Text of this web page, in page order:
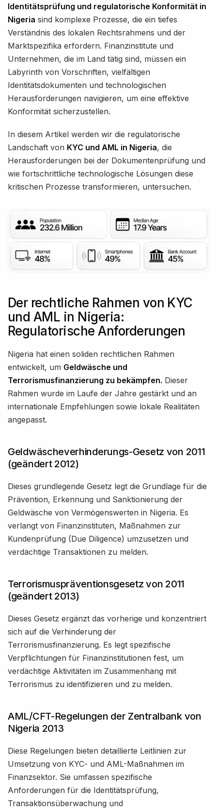
Identitätsprüfung und regulatorische Konformität in
Nigeria sind komplexe Prozesse, die ein tiefes
Verständnis des lokalen Rechtsrahmens und der
Marktspezifika erfordern. Finanzinstitute und
Unternehmen, die im Land tätig sind, müssen ein
Labyrinth von Vorschriften, vielfältigen
Identitätsdokumenten und technologischen
Herausforderungen navigieren, um eine effektive
Konformität sicherzustellen.
In diesem Artikel werden wir die regulatorische
Landschaft von KYC und AML in Nigeria, die
Herausforderungen bei der Dokumentenprüfung und
wie fortschrittliche technologische Lösungen diese
kritischen Prozesse transformieren, untersuchen.
Der rechtliche Rahmen von KYC
und AML in Nigeria:
Regulatorische Anforderungen
Nigeria hat einen soliden rechtlichen Rahmen
entwickelt, um Geldwäsche und
Terrorismusfinanzierung zu bekämpfen. Dieser
Rahmen wurde im Laufe der Jahre gestärkt und an
internationale Empfehlungen sowie lokale Realitäten
angepasst.
Geldwäscheverhinderungs-Gesetz von 2011
(geändert 2012)
Dieses grundlegende Gesetz legt die Grundlage für die
Prävention, Erkennung und Sanktionierung der
Geldwäsche von Vermögenswerten in Nigeria. Es
verlangt von Finanzinstituten, Maßnahmen zur
Kundenprüfung (Due Diligence) umzusetzen und
verdächtige Transaktionen zu melden.
Terrorismuspräventionsgesetz von 2011
(geändert 2013)
Dieses Gesetz ergänzt das vorherige und konzentriert
sich auf die Verhinderung der
Terrorismusfinanzierung. Es legt spezifische
Verpflichtungen für Finanzinstitutionen fest, um
verdächtige Aktivitäten im Zusammenhang mit
Terrorismus zu identifizieren und zu melden.
AML/CFT-Regelungen der Zentralbank von
Nigeria 2013
Diese Regelungen bieten detaillierte Leitlinien zur
Umsetzung von KYC- und AML-Maßnahmen im
Finanzsektor. Sie umfassen spezifische
Anforderungen für die Identitätsprüfung,
Transaktionsüberwachung und